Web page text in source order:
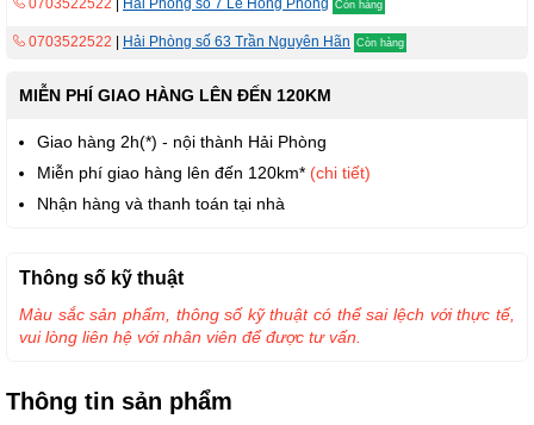
0703522522 Hải Phòng số 7 Lê Hồng Phong Còn hàng
0703522522 Hải Phòng số 63 Trần Nguyên Hãn Còn hàng
MIỄN PHÍ GIAO HÀNG LÊN ĐẾN 120KM
Giao hàng 2h(*) - nội thành Hải Phòng
Miễn phí giao hàng lên đến 120km* (chi tiết)
Nhận hàng và thanh toán tại nhà
Thông tin sản phẩm
Thông số kỹ thuật
Màu sắc sản phẩm, thông số kỹ thuật có thể sai lệch với thực tế,
vui lòng liên hệ với nhân viên để được tư vấn.